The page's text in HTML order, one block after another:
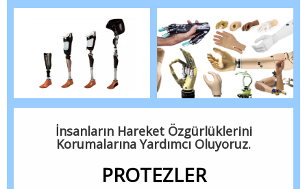
İnsanların Hareket Özgürlüklerini
Korumalarına Yardımcı Oluyoruz.
PROTEZLER